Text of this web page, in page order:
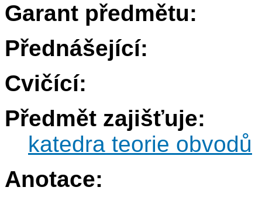
Garant předmětu:
Přednášející:
Cvičící:
Předmět zajišťuje:
katedra teorie obvodů
Anotace: